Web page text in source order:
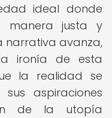
ideal donde
manera justa y
narrativa avanza,
ironía de esta
la realidad se
aspiraciones
de la utopía